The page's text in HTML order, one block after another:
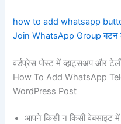
how to add whatsapp
Join WhatsApp Group बटन
वर्डप्रेस पोस्ट में व्हाट्सअप और
How To Add WhatsApp
WordPress Post
आपने किसी न किसी वेबसाइट